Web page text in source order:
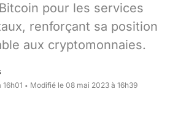
pour les services
renforçant sa position
aux cryptomonnaies.
• Modifié le 08 mai 2023 à 16h39